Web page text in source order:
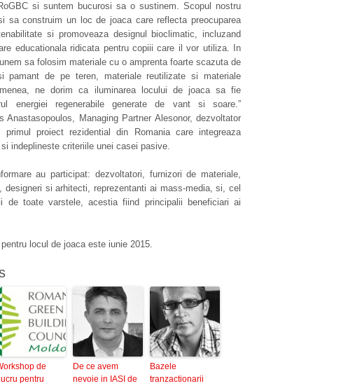
si suntem bucurosi sa o sustinem. Scopul nostru
sa construim un loc de joaca care reflecta preocuparea
si promoveaza designul bioclimatic, incluzand
educationala ridicata pentru copiii care il vor utiliza. In
sa folosim materiale cu o amprenta foarte scazuta de
pamant de pe teren, materiale reutilizate si materiale
ne dorim ca iluminarea locului de joaca sa fie
energiei regenerabile generate de vant si soare.”
Anastasopoulos, Managing Partner Alesonor, dezvoltator
primul proiect rezidential din Romania care integreaza
indeplineste criteriile unei casei pasive.
au participat: dezvoltatori, furnizori de materiale,
designeri si arhitecti, reprezentanti ai mass-media, si, cel
de toate varstele, acestia fiind principalii beneficiari ai
locul de joaca este iunie 2015.
de
pentru
De ce avem
nevoie in IASI de
Bazele
tranzactionarii